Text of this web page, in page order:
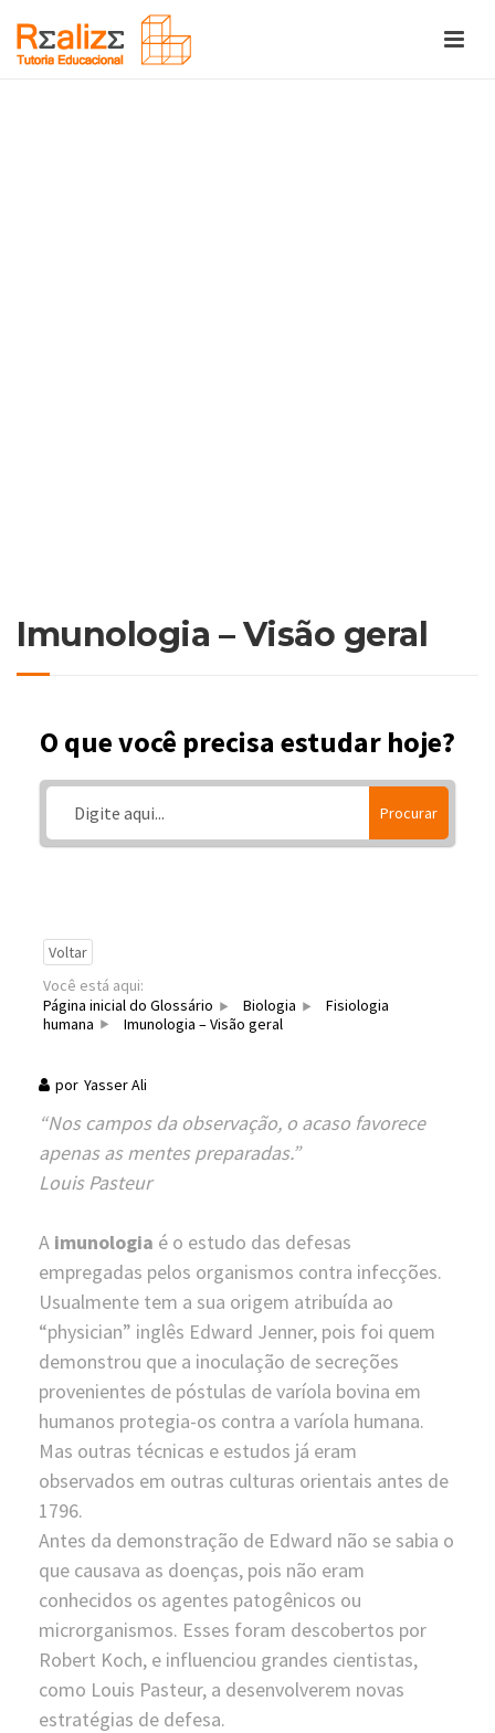
Imunologia – Visão geral
O que você precisa estudar hoje?
Procurar
Voltar
Você está aqui:
Página inicial do Glossário
Biologia
Fisiologia
humana
Imunologia – Visão geral
por Yasser Ali
“Nos campos da observação, o acaso favorece
apenas as mentes preparadas.”
Louis Pasteur
A imunologia é o estudo das defesas
empregadas pelos organismos contra infecções.
Usualmente tem a sua origem atribuída ao
“physician” inglês Edward Jenner, pois foi quem
demonstrou que a inoculação de secreções
provenientes de póstulas de varíola bovina em
humanos protegia-os contra a varíola humana.
Mas outras técnicas e estudos já eram
observados em outras culturas orientais antes de
1796.
Antes da demonstração de Edward não se sabia o
que causava as doenças, pois não eram
conhecidos os agentes patogênicos ou
microrganismos. Esses foram descobertos por
Robert Koch, e influenciou grandes cientistas,
como Louis Pasteur, a desenvolverem novas
estratégias de defesa.